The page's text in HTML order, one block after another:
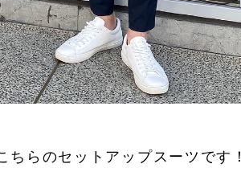
らのセットアップスーツです！